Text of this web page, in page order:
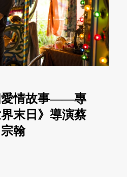
愛情故事——專
末日》導演蔡
宗翰